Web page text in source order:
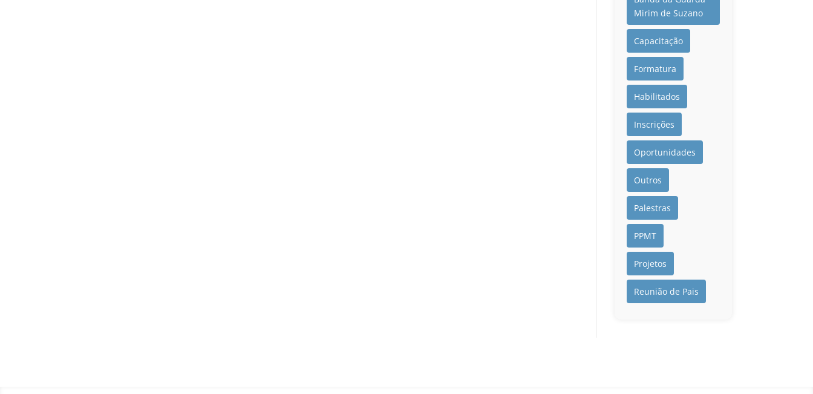
Mirim de Suzano
Capacitação
Formatura
Habilitados
Inscrições
Oportunidades
Outros
Palestras
PPMT
Projetos
Reunião de Pais